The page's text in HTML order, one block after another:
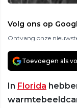
Volg ons op
Ontvang onze
Toevoegen als
In Florida